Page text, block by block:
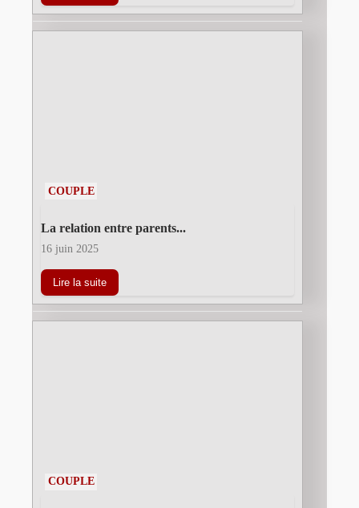
COUPLE
La relation entre parents...
16 juin 2025
Lire la suite
COUPLE